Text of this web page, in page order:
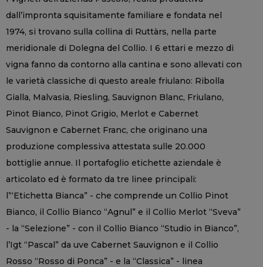
dall’impronta squisitamente familiare e fondata nel
1974, si trovano sulla collina di Ruttàrs, nella parte
meridionale di Dolegna del Collio. I 6 ettari e mezzo di
vigna fanno da contorno alla cantina e sono allevati con
le varietà classiche di questo areale friulano: Ribolla
Gialla, Malvasia, Riesling, Sauvignon Blanc, Friulano,
Pinot Bianco, Pinot Grigio, Merlot e Cabernet
Sauvignon e Cabernet Franc, che originano una
produzione complessiva attestata sulle 20.000
bottiglie annue. Il portafoglio etichette aziendale è
articolato ed è formato da tre linee principali:
l’“Etichetta Bianca” - che comprende un Collio Pinot
Bianco, il Collio Bianco “Agnul” e il Collio Merlot “Sveva”
- la “Selezione” - con il Collio Bianco “Studio in Bianco”,
l’Igt “Pascal” da uve Cabernet Sauvignon e il Collio
Rosso “Rosso di Ponca” - e la “Classica” - linea